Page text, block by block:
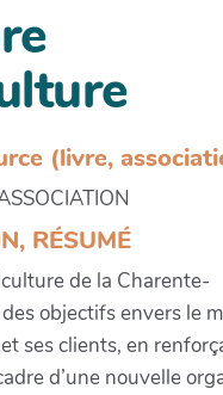
(livre,
RÉSUMÉ
de la Charente-
objectifs envers le
ses clients, en
d’une nouvelle